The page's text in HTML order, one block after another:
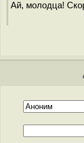
Ай, молодца!